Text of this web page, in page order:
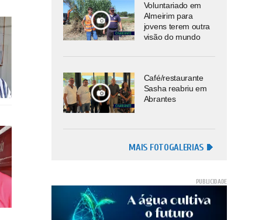
Voluntariado em
Almeirim para
jovens terem outra
visão do mundo
Café/restaurante
Sasha reabriu em
Abrantes
MAIS FOTOGALERIAS